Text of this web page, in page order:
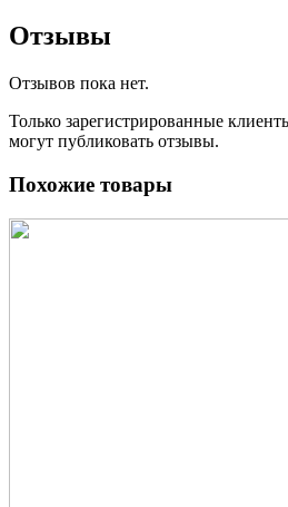
Отзывы
Отзывов пока нет.
Только зарегистрированные
могут публиковать отзывы.
Похожие товары